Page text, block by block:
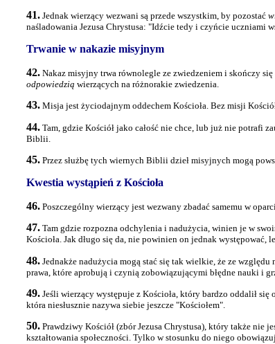
41.Jednak wierzący wezwani są przede wszystkim, by pozostać
naśladowania Jezusa Chrystusa: "Idźcie tedy i czyńcie uczniami
Trwanie w nakazie misyjnym
42.Nakaz misyjny trwa równolegle ze zwiedzeniem i skończy
odpowiedzią wierzących na różnorakie zwiedzenia.
43.Misja jest życiodajnym oddechem Kościoła. Bez misji
44.Tam, gdzie Kościół jako całość nie chce, lub już nie potrafi
Biblii.
45.Przez służbę tych wiernych Biblii dzieł misyjnych mogą
Kwestia wystąpień z Kościoła
46.Poszczególny wierzący jest wezwany zbadać samemu w
47.Tam gdzie rozpozna odchylenia i nadużycia, winien je w
Kościoła. Jak długo się da, nie powinien on jednak występować,
48.Jednakże nadużycia mogą stać się tak wielkie, że ze względu
prawa, które aprobują i czynią zobowiązującymi błędne nauki i
49.Jeśli wierzący występuje z Kościoła, który bardzo oddalił
która niesłusznie nazywa siebie jeszcze "Kościołem".
50.Prawdziwy Kościół (zbór Jezusa Chrystusa), który także nie
kształtowania społeczności. Tylko w stosunku do niego